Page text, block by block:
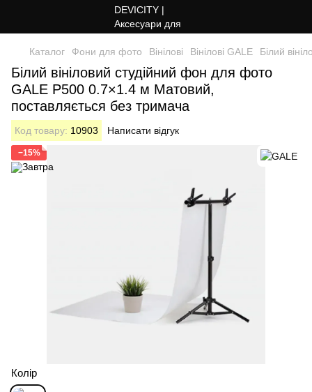
Каталог Фони для фото Вінілові Вінілові GALE Білий
Білий вініловий студійний фон для фото
GALE P500 0.7×1.4 м Матовий,
поставляється без тримача
Код товару: 10903 Написати відгук
−15%
Колір